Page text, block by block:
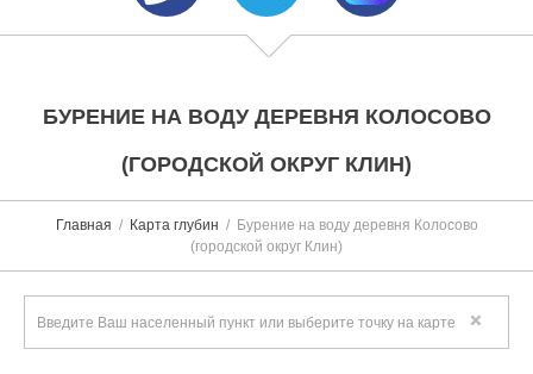
БУРЕНИЕ НА ВОДУ ДЕРЕВНЯ КОЛОСОВО
(ГОРОДСКОЙ ОКРУГ КЛИН)
Главная Карта глубин
Бурение на воду деревня Колосово
(городской округ Клин)